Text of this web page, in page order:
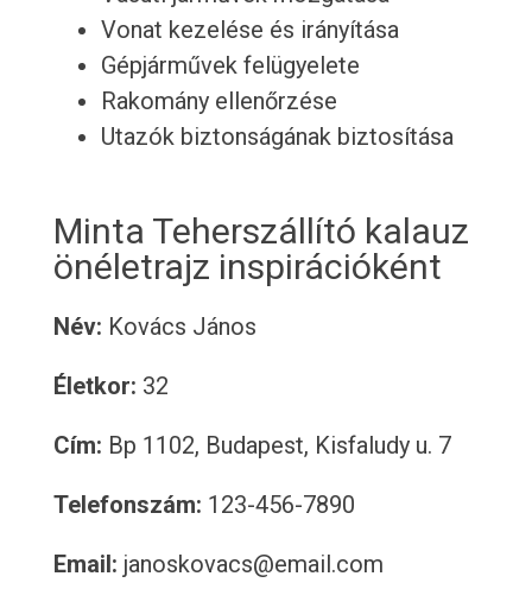
Vonat kezelése és irányítása
Gépjárművek felügyelete
Rakomány ellenőrzése
Utazók biztonságának biztosítása
Minta Teherszállító kalauz
önéletrajz inspirációként
Név: Kovács János
Életkor: 32
Cím: Bp 1102, Budapest, Kisfaludy u. 7
Telefonszám: 123-456-7890
Email: janoskovacs@email.com